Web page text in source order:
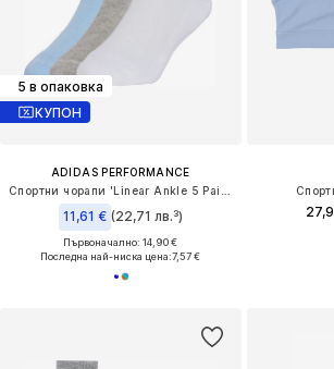
5 в опаковка
КУПОН
ADIDAS PERFORMANCE
11,61 € (22,71 лв.³)
Първоначално: 14,90 €
Последна най-ниска цена:7,57 €